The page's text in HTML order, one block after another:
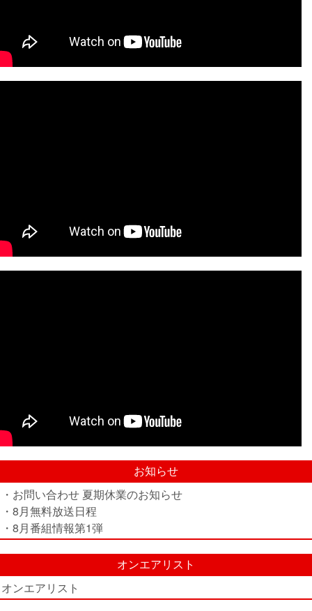
お知らせ
・お問い合わせ 夏期休業のお知らせ
・8月無料放送日程
・8月番組情報第1弾
オンエアリスト
オンエアリスト